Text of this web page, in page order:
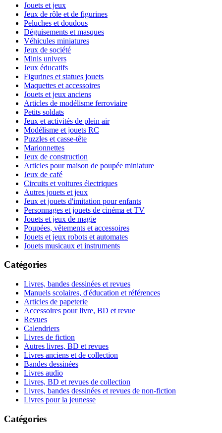
Jouets et jeux
Jeux de rôle et de figurines
Peluches et doudous
Déguisements et masques
Véhicules miniatures
Jeux de société
Minis univers
Jeux éducatifs
Figurines et statues jouets
Maquettes et accessoires
Jouets et jeux anciens
Articles de modélisme ferroviaire
Petits soldats
Jeux et activités de plein air
Modélisme et jouets RC
Puzzles et casse-tête
Marionnettes
Jeux de construction
Articles pour maison de poupée miniature
Jeux de café
Circuits et voitures électriques
Autres jouets et jeux
Jeux et jouets d'imitation pour enfants
Personnages et jouets de cinéma et TV
Jouets et jeux de magie
Poupées, vêtements et accessoires
Jouets et jeux robots et automates
Jouets musicaux et instruments
Catégories
Livres, bandes dessinées et revues
Manuels scolaires, d'éducation et références
Articles de papeterie
Accessoires pour livre, BD et revue
Revues
Calendriers
Livres de fiction
Autres livres, BD et revues
Livres anciens et de collection
Bandes dessinées
Livres audio
Livres, BD et revues de collection
Livres, bandes dessinées et revues de non-fiction
Livres pour la jeunesse
Catégories